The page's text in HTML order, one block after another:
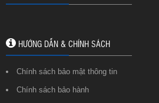
HƯỚNG DẪN & CHÍNH SÁCH
Chính sách bảo mật thông tin
Chính sách bảo hành